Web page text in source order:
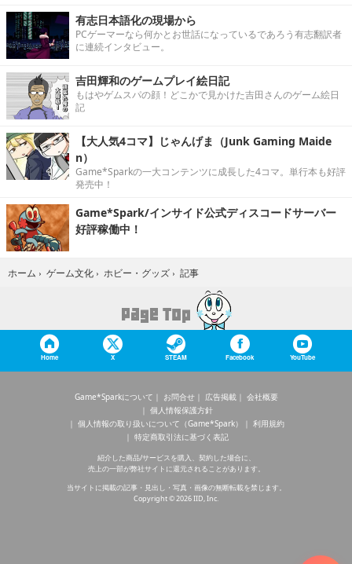
有志日本語化の現場から
PCゲーマーなら何かとお世話になっているであろう有志翻訳者
に連続インタビュー。
吉田輝和のゲームプレイ絵日記
もはやゲムスパの顔！どこかで見かけた吉田さんのゲーム絵日
記
【大人気4コマ】じゃんげま（Junk Gaming Maide
n）
Game*Sparkの一大コンテンツに成長した4コマ。単行本も好評
発売中！
Game*Spark/インサイド公式ディスコードサーバー
好評稼働中！
ホーム › ゲーム文化 › ホビー・グッズ › 記事
Home X STEAM Facebook YouTube
Game*Sparkについて お問合せ 広告掲載
会社概要
個人情報保護方針
個人情報の取り扱いについて（Game*Spark）
利用規約
特定商取引法に基づく表記
紹介した商品/サービスを購入、契約した場合に、
売上の一部が弊社サイトに還元されることがあります。
当サイトに掲載の記事・見出し・写真・画像の無断転載を禁じます。
Copyright © 2026 IID, Inc.